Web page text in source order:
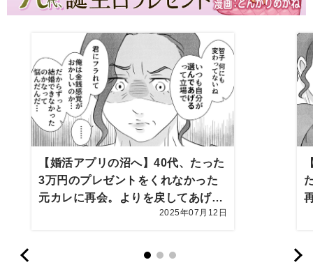
【婚活アプリの沼へ】40代、たった
3万円のプレゼントをくれなかった
元カレに再会。よりを戻してあげよ
うとしたら…【第10話まんが】
2025年07月12日